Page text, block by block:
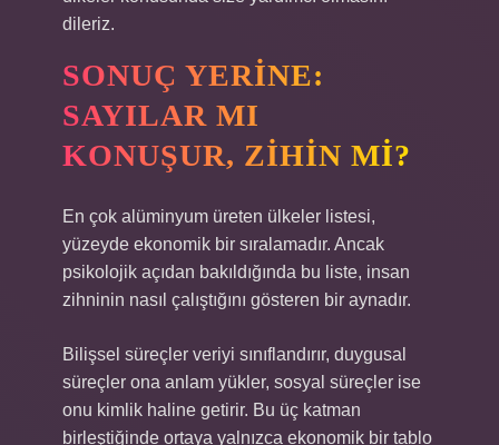
dileriz.
SONUÇ YERINE:
SAYILAR MI
KONUŞUR, ZIHIN MI?
En çok alüminyum üreten ülkeler listesi,
yüzeyde ekonomik bir sıralamadır. Ancak
psikolojik açıdan bakıldığında bu liste, insan
zihninin nasıl çalıştığını gösteren bir aynadır.
Bilişsel süreçler veriyi sınıflandırır, duygusal
süreçler ona anlam yükler, sosyal süreçler ise
onu kimlik haline getirir. Bu üç katman
birleştiğinde ortaya yalnızca ekonomik bir tablo